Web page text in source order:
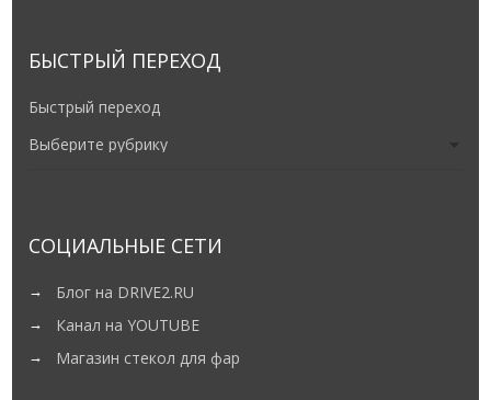
БЫСТРЫЙ ПЕРЕХОД
Быстрый переход
СОЦИАЛЬНЫЕ СЕТИ
Блог на DRIVE2.RU
Канал на YOUTUBE
Магазин стекол для фар